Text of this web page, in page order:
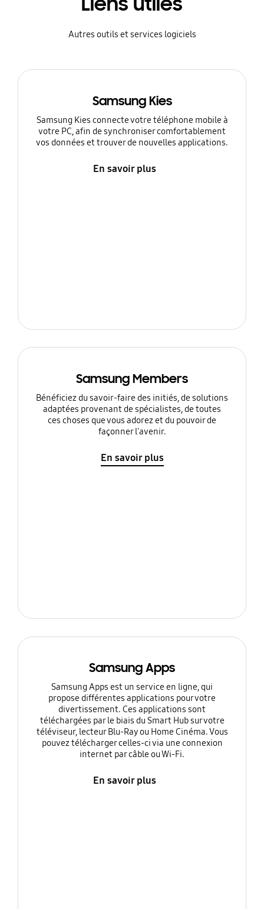
Autres outils et services logiciels
Samsung Kies
Samsung Kies connecte votre téléphone mobile à
votre PC, afin de synchroniser comfortablement
vos données et trouver de nouvelles applications.
En savoir plus
Samsung Members
Bénéficiez du savoir-faire des initiés, de solutions
adaptées provenant de spécialistes, de toutes
ces choses que vous adorez et du pouvoir de
façonner l'avenir.
En savoir plus
Samsung Apps
Samsung Apps est un service en ligne, qui
propose différentes applications pour votre
divertissement. Ces applications sont
téléchargées par le biais du Smart Hub sur votre
téléviseur, lecteur Blu-Ray ou Home Cinéma. Vous
pouvez télécharger celles-ci via une connexion
internet par câble ou Wi-Fi.
En savoir plus